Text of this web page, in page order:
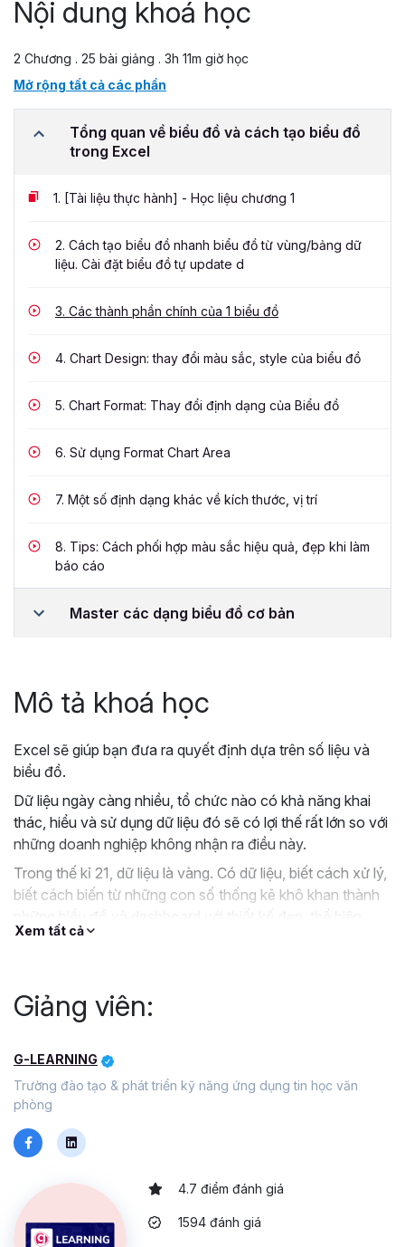
Nội dung khoá học
2 Chương . 25 bài giảng . 3h 11m giờ học
Mở rộng tất cả các phần
Tổng quan về biểu đồ và cách tạo biểu đồ
trong Excel
1. [Tài liệu thực hành] - Học liệu chương 1
2. Cách tạo biểu đồ nhanh biểu đồ từ vùng/bảng dữ
liệu. Cài đặt biểu đồ tự update d
3. Các thành phần chính của 1 biểu đồ
4. Chart Design: thay đổi màu sắc, style của biểu đồ
5. Chart Format: Thay đổi định dạng của Biểu đồ
6. Sử dụng Format Chart Area
7. Một số định dạng khác về kích thước, vị trí
8. Tips: Cách phối hợp màu sắc hiệu quả, đẹp khi làm
báo cáo
Master các dạng biểu đồ cơ bản
Mô tả khoá học
Excel sẽ giúp bạn đưa ra quyết định dựa trên số liệu và
biểu đồ.
Dữ liệu ngày càng nhiều, tổ chức nào có khả năng khai
thác, hiểu và sử dụng dữ liệu đó sẽ có lợi thế rất lớn so với
những doanh nghiệp không nhận ra điều này.
Trong thế kỉ 21, dữ liệu là vàng. Có dữ liệu, biết cách xử lý,
biết cách biến từ những con số thống kê khô khan thành
thông tin cần thiết rõ ràng, chính xác, mang tính quyết
cho sự thay đổi này?
Xem tất cả
Giảng viên:
G-LEARNING
Trường đào tạo & phát triển kỹ năng ứng dụng tin học văn
phòng
4.7 điểm đánh giá
1594 đánh giá